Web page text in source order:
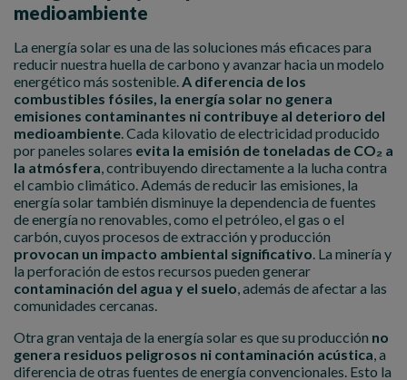
medioambiente
La energía solar es una de las soluciones más eficaces para
reducir nuestra huella de carbono y avanzar hacia un modelo
energético más sostenible. A diferencia de los
combustibles fósiles, la energía solar no genera
emisiones contaminantes ni contribuye al deterioro del
medioambiente . Cada kilovatio de electricidad producido
por paneles solares evita la emisión de toneladas de CO₂ a
la atmósfera , contribuyendo directamente a la lucha contra
el cambio climático. Además de reducir las emisiones, la
energía solar también disminuye la dependencia de fuentes
de energía no renovables, como el petróleo, el gas o el
carbón, cuyos procesos de extracción y producción
provocan un impacto ambiental significativo . La minería y
la perforación de estos recursos pueden generar
contaminación del agua y el suelo , además de afectar a las
comunidades cercanas.
Otra gran ventaja de la energía solar es que su producción no
genera residuos peligrosos ni contaminación acústica , a
diferencia de otras fuentes de energía convencionales. Esto la